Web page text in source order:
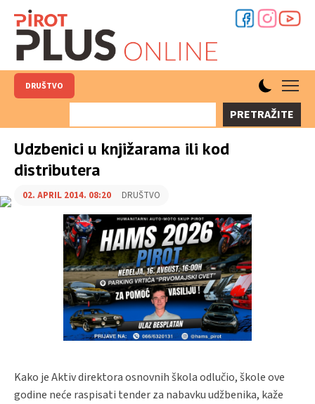
DRUŠTVO
PRETRAŽITE
Udzbenici u knjižarama ili kod
distributera
02. APRIL 2014. 08:20 DRUŠTVO
Kako je Aktiv direktora osnovnih škola odlučio, škole ove
godine neće raspisati tender za nabavku udžbenika, kaže